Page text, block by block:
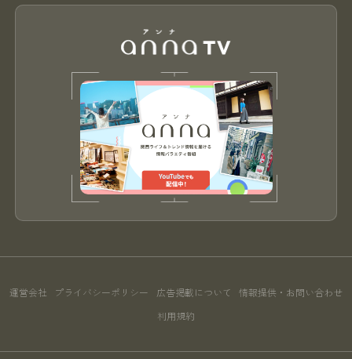
運営会社 プライバシーポリシー 広告掲載について 情報提供・お問い合わせ
利用規約